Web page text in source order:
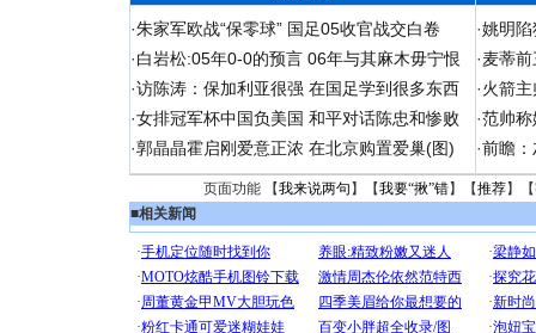
·朱家军欧战“保零球” 国足05收官战交白卷
·白岩松:05年0-0的预言 06年与其麻木毋宁恨
·访陈涛：保加利亚很强 在国足学到很多东西
·女排冠军杯中国负美国 和平对话陈忠和惨败
·郭晶晶霍启刚爱意正浓 在北京购置爱巢(图)
·姚明
·麦蒂
·火箭
·范帅
·前瞻
页面功能 【我来说两句 】【我要“揪”错】【推荐】
■相关新闻